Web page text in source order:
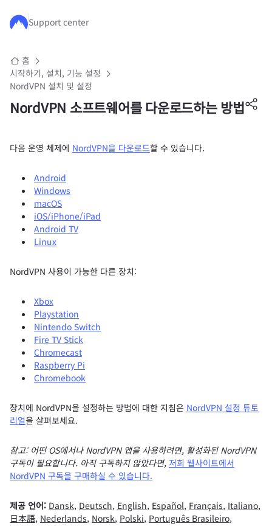
주요 콘텐츠로 건너뛰기
Support center
홈
시작하기, 설치, 기능 설정
NordVPN 설치 및 설정
NordVPN 소프트웨어를 다운로드하는 방법
다음 운영 체제에 NordVPN을 다운로드할 수 있습니다.
Android
Windows
macOS
iOS/iPhone/iPad
Android TV
Linux
NordVPN 사용이 가능한 다른 장치:
Xbox
Playstation
Nintendo Switch
Fire TV Stick
Chromecast
Raspberry Pi
Chromebook
장치에 NordVPN을 설정하는 방법에 대한 지침은 NordVPN 설정 튜토
리얼을 살펴보세요.
참고: 어떤 OS에서나 NordVPN 앱을 사용하려면, 활성화된 NordVPN
구독이 필요합니다. 아직 구독하지 않았다면, 저희 웹사이트에서
NordVPN 구독을 구매하실 수 있습니다.
제공 언어: Dansk, Deutsch, English, Español, Français, Italiano,
日本語, Nederlands, Norsk, Polski, Português Brasileiro,